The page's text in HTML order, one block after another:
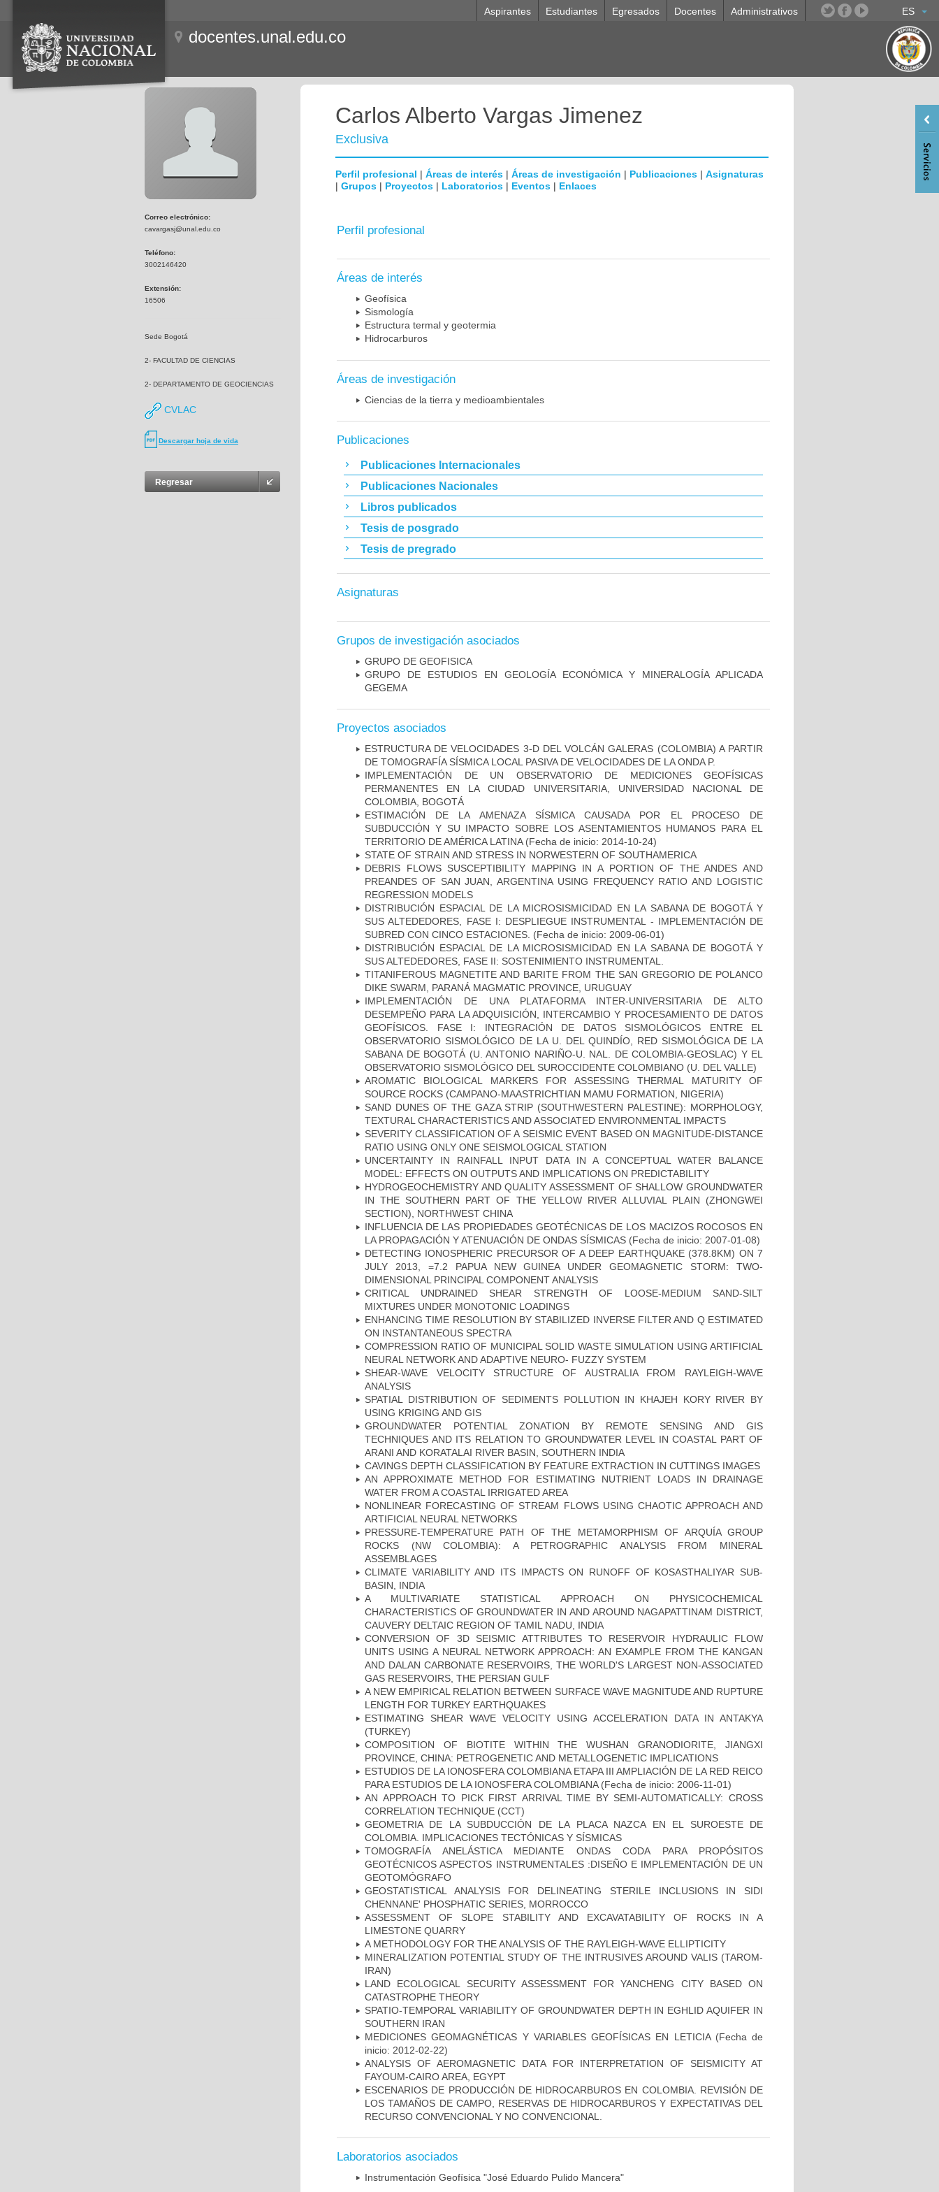
ES
Aspirantes Estudiantes Egresados Docentes Administrativos
docentes.unal.edu.co
Correo electrónico:
cavargasj@unal.edu.co
Teléfono:
3002146420
Extensión:
16506
Sede Bogotá
2- FACULTAD DE CIENCIAS
2- DEPARTAMENTO DE GEOCIENCIAS
CVLAC
Descargar hoja de vida
Regresar
Carlos Alberto Vargas Jimenez
Exclusiva
Perfil profesional | Áreas de interés | Áreas de investigación | Publicaciones | Asignaturas
| Grupos | Proyectos | Laboratorios | Eventos | Enlaces
Perfil profesional
Áreas de interés
Geofísica
Sismología
Estructura termal y geotermia
Hidrocarburos
Áreas de investigación
Ciencias de la tierra y medioambientales
Publicaciones
Publicaciones Internacionales
Publicaciones Nacionales
Libros publicados
Tesis de posgrado
Tesis de pregrado
Asignaturas
Grupos de investigación asociados
GRUPO DE GEOFISICA
GRUPO DE ESTUDIOS EN GEOLOGÍA ECONÓMICA Y MINERALOGÍA APLICADA
GEGEMA
Proyectos asociados
ESTRUCTURA DE VELOCIDADES 3-D DEL VOLCÁN GALERAS (COLOMBIA) A PARTIR
DE TOMOGRAFÍA SÍSMICA LOCAL PASIVA DE VELOCIDADES DE LA ONDA P.
IMPLEMENTACIÓN DE UN OBSERVATORIO DE MEDICIONES GEOFÍSICAS
PERMANENTES EN LA CIUDAD UNIVERSITARIA, UNIVERSIDAD NACIONAL DE
COLOMBIA, BOGOTÁ
ESTIMACIÓN DE LA AMENAZA SÍSMICA CAUSADA POR EL PROCESO DE
SUBDUCCIÓN Y SU IMPACTO SOBRE LOS ASENTAMIENTOS HUMANOS PARA EL
TERRITORIO DE AMÉRICA LATINA(Fecha de inicio: 2014-10-24)
STATE OF STRAIN AND STRESS IN NORWESTERN OF SOUTHAMERICA
DEBRIS FLOWS SUSCEPTIBILITY MAPPING IN A PORTION OF THE ANDES AND
PREANDES OF SAN JUAN, ARGENTINA USING FREQUENCY RATIO AND LOGISTIC
REGRESSION MODELS
DISTRIBUCIÓN ESPACIAL DE LA MICROSISMICIDAD EN LA SABANA DE BOGOTÁ Y
SUS ALTEDEDORES, FASE I: DESPLIEGUE INSTRUMENTAL - IMPLEMENTACIÓN DE
SUBRED CON CINCO ESTACIONES. (Fecha de inicio: 2009-06-01)
DISTRIBUCIÓN ESPACIAL DE LA MICROSISMICIDAD EN LA SABANA DE BOGOTÁ Y
SUS ALTEDEDORES, FASE II: SOSTENIMIENTO INSTRUMENTAL.
TITANIFEROUS MAGNETITE AND BARITE FROM THE SAN GREGORIO DE POLANCO
DIKE SWARM, PARANÁ MAGMATIC PROVINCE, URUGUAY
IMPLEMENTACIÓN DE UNA PLATAFORMA INTER-UNIVERSITARIA DE ALTO
DESEMPEÑO PARA LA ADQUISICIÓN, INTERCAMBIO Y PROCESAMIENTO DE DATOS
GEOFÍSICOS. FASE I: INTEGRACIÓN DE DATOS SISMOLÓGICOS ENTRE EL
OBSERVATORIO SISMOLÓGICO DE LA U. DEL QUINDÍO, RED SISMOLÓGICA DE LA
SABANA DE BOGOTÁ (U. ANTONIO NARIÑO-U. NAL. DE COLOMBIA-GEOSLAC) Y EL
OBSERVATORIO SISMOLÓGICO DEL SUROCCIDENTE COLOMBIANO (U. DEL VALLE)
AROMATIC BIOLOGICAL MARKERS FOR ASSESSING THERMAL MATURITY OF
SOURCE ROCKS (CAMPANO-MAASTRICHTIAN MAMU FORMATION, NIGERIA)
SAND DUNES OF THE GAZA STRIP (SOUTHWESTERN PALESTINE): MORPHOLOGY,
TEXTURAL CHARACTERISTICS AND ASSOCIATED ENVIRONMENTAL IMPACTS
SEVERITY CLASSIFICATION OF A SEISMIC EVENT BASED ON MAGNITUDE-DISTANCE
RATIO USING ONLY ONE SEISMOLOGICAL STATION
UNCERTAINTY IN RAINFALL INPUT DATA IN A CONCEPTUAL WATER BALANCE
MODEL: EFFECTS ON OUTPUTS AND IMPLICATIONS ON PREDICTABILITY
HYDROGEOCHEMISTRY AND QUALITY ASSESSMENT OF SHALLOW GROUNDWATER
IN THE SOUTHERN PART OF THE YELLOW RIVER ALLUVIAL PLAIN (ZHONGWEI
SECTION), NORTHWEST CHINA
INFLUENCIA DE LAS PROPIEDADES GEOTÉCNICAS DE LOS MACIZOS ROCOSOS EN
LA PROPAGACIÓN Y ATENUACIÓN DE ONDAS SÍSMICAS (Fecha de inicio: 2007-01-08)
DETECTING IONOSPHERIC PRECURSOR OF A DEEP EARTHQUAKE (378.8KM) ON 7
JULY 2013, =7.2 PAPUA NEW GUINEA UNDER GEOMAGNETIC STORM: TWO-
DIMENSIONAL PRINCIPAL COMPONENT ANALYSIS
CRITICAL UNDRAINED SHEAR STRENGTH OF LOOSE-MEDIUM SAND-SILT
MIXTURES UNDER MONOTONIC LOADINGS
ENHANCING TIME RESOLUTION BY STABILIZED INVERSE FILTER AND Q ESTIMATED
ON INSTANTANEOUS SPECTRA
COMPRESSION RATIO OF MUNICIPAL SOLID WASTE SIMULATION USING ARTIFICIAL
NEURAL NETWORK AND ADAPTIVE NEURO- FUZZY SYSTEM
SHEAR-WAVE VELOCITY STRUCTURE OF AUSTRALIA FROM RAYLEIGH-WAVE
ANALYSIS
SPATIAL DISTRIBUTION OF SEDIMENTS POLLUTION IN KHAJEH KORY RIVER BY
USING KRIGING AND GIS
GROUNDWATER POTENTIAL ZONATION BY REMOTE SENSING AND GIS
TECHNIQUES AND ITS RELATION TO GROUNDWATER LEVEL IN COASTAL PART OF
ARANI AND KORATALAI RIVER BASIN, SOUTHERN INDIA
CAVINGS DEPTH CLASSIFICATION BY FEATURE EXTRACTION IN CUTTINGS IMAGES
AN APPROXIMATE METHOD FOR ESTIMATING NUTRIENT LOADS IN DRAINAGE
WATER FROM A COASTAL IRRIGATED AREA
NONLINEAR FORECASTING OF STREAM FLOWS USING CHAOTIC APPROACH AND
ARTIFICIAL NEURAL NETWORKS
PRESSURE-TEMPERATURE PATH OF THE METAMORPHISM OF ARQUÍA GROUP
ROCKS (NW COLOMBIA): A PETROGRAPHIC ANALYSIS FROM MINERAL
ASSEMBLAGES
CLIMATE VARIABILITY AND ITS IMPACTS ON RUNOFF OF KOSASTHALIYAR SUB-
BASIN, INDIA
A MULTIVARIATE STATISTICAL APPROACH ON PHYSICOCHEMICAL
CHARACTERISTICS OF GROUNDWATER IN AND AROUND NAGAPATTINAM DISTRICT,
CAUVERY DELTAIC REGION OF TAMIL NADU, INDIA
CONVERSION OF 3D SEISMIC ATTRIBUTES TO RESERVOIR HYDRAULIC FLOW
UNITS USING A NEURAL NETWORK APPROACH: AN EXAMPLE FROM THE KANGAN
AND DALAN CARBONATE RESERVOIRS, THE WORLD'S LARGEST NON-ASSOCIATED
GAS RESERVOIRS, THE PERSIAN GULF
A NEW EMPIRICAL RELATION BETWEEN SURFACE WAVE MAGNITUDE AND RUPTURE
LENGTH FOR TURKEY EARTHQUAKES
ESTIMATING SHEAR WAVE VELOCITY USING ACCELERATION DATA IN ANTAKYA
(TURKEY)
COMPOSITION OF BIOTITE WITHIN THE WUSHAN GRANODIORITE, JIANGXI
PROVINCE, CHINA: PETROGENETIC AND METALLOGENETIC IMPLICATIONS
ESTUDIOS DE LA IONOSFERA COLOMBIANA ETAPA III AMPLIACIÓN DE LA RED REICO
PARA ESTUDIOS DE LA IONOSFERA COLOMBIANA (Fecha de inicio: 2006-11-01)
AN APPROACH TO PICK FIRST ARRIVAL TIME BY SEMI-AUTOMATICALLY: CROSS
CORRELATION TECHNIQUE (CCT)
GEOMETRIA DE LA SUBDUCCIÓN DE LA PLACA NAZCA EN EL SUROESTE DE
COLOMBIA. IMPLICACIONES TECTÓNICAS Y SÍSMICAS
TOMOGRAFÍA ANELÁSTICA MEDIANTE ONDAS CODA PARA PROPÓSITOS
GEOTÉCNICOS ASPECTOS INSTRUMENTALES :DISEÑO E IMPLEMENTACIÓN DE UN
GEOTOMÓGRAFO
GEOSTATISTICAL ANALYSIS FOR DELINEATING STERILE INCLUSIONS IN SIDI
CHENNANE' PHOSPHATIC SERIES, MORROCCO
ASSESSMENT OF SLOPE STABILITY AND EXCAVATABILITY OF ROCKS IN A
LIMESTONE QUARRY
A METHODOLOGY FOR THE ANALYSIS OF THE RAYLEIGH-WAVE ELLIPTICITY
MINERALIZATION POTENTIAL STUDY OF THE INTRUSIVES AROUND VALIS (TAROM-
IRAN)
LAND ECOLOGICAL SECURITY ASSESSMENT FOR YANCHENG CITY BASED ON
CATASTROPHE THEORY
SPATIO-TEMPORAL VARIABILITY OF GROUNDWATER DEPTH IN EGHLID AQUIFER IN
SOUTHERN IRAN
MEDICIONES GEOMAGNÉTICAS Y VARIABLES GEOFÍSICAS EN LETICIA (Fecha de
inicio: 2012-02-22)
ANALYSIS OF AEROMAGNETIC DATA FOR INTERPRETATION OF SEISMICITY AT
FAYOUM-CAIRO AREA, EGYPT
ESCENARIOS DE PRODUCCIÓN DE HIDROCARBUROS EN COLOMBIA. REVISIÓN DE
LOS TAMAÑOS DE CAMPO, RESERVAS DE HIDROCARBUROS Y EXPECTATIVAS DEL
RECURSO CONVENCIONAL Y NO CONVENCIONAL.
Laboratorios asociados
Instrumentación Geofísica "José Eduardo Pulido Mancera"